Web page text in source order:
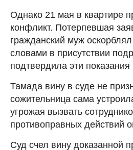
Однако 21 мая в квартире
конфликт. Потерпевшая
гражданский муж
словами в присутствии
подтвердила эти
Тамада вину в суде не
сожительница сама
угрожая вызвать
противоправных действий
Суд счел вину доказанной